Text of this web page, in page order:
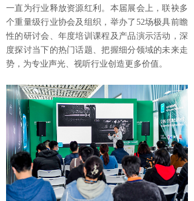
一直为行业释放资源红利。本届展会上，联袂多
个重量级行业协会及组织，举办了52场极具前瞻
性的研讨会、年度培训课程及产品演示活动，深
度探讨当下的热门话题、把握细分领域的未来走
势，为专业声光、视听行业创造更多价值。